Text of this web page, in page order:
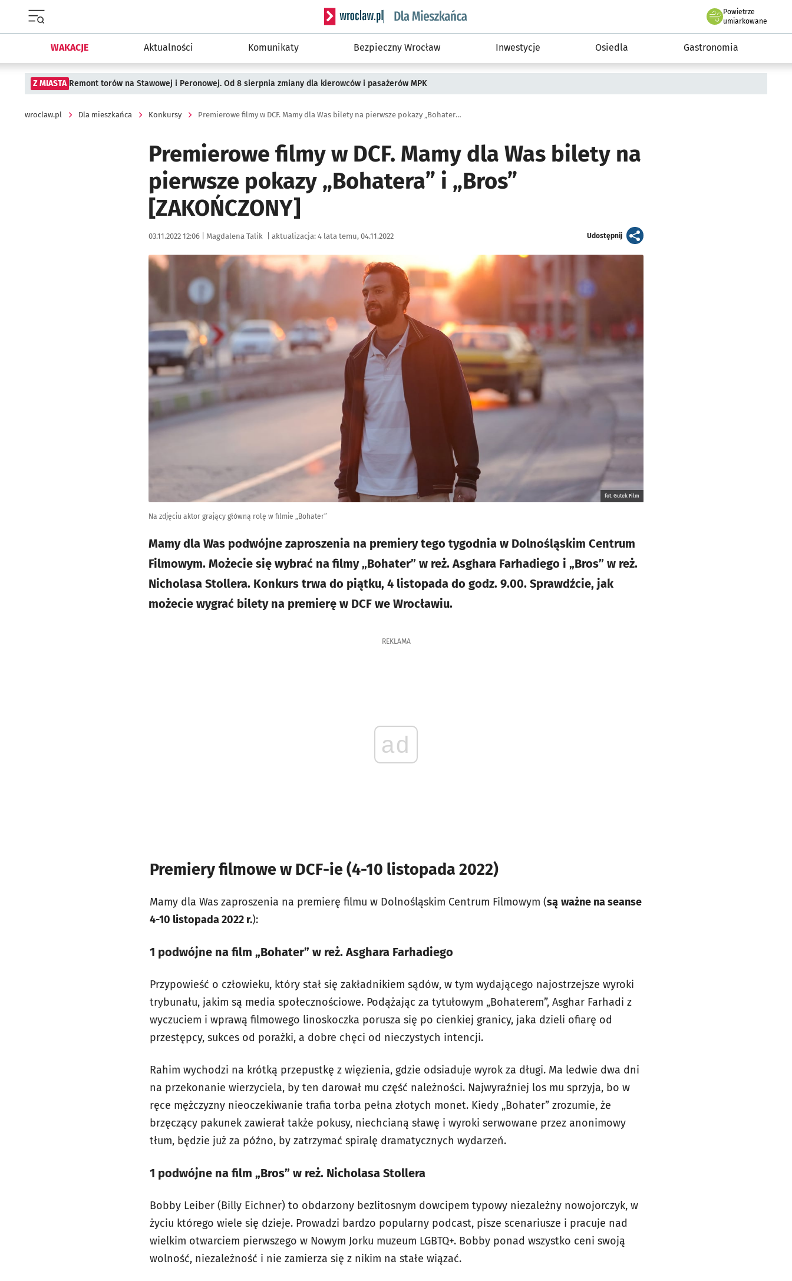
Serwis informacyjny wroclaw.pl podserwis: Dla mieszkańca
Powietrze
we Wrocławiu
umiarkowane
WAKACJE Aktualności Komunikaty Bezpieczny Wrocław Inwestycje Osiedla Gastronomia
Z MIASTA Remont torów na Stawowej i Peronowej. Od 8 sierpnia zmiany dla kierowców i pasażerów MPK
wroclaw.pl Dla mieszkańca Konkursy Premierowe filmy w DCF. Mamy dla Was bilety na pierwsze pokazy „Bohatera” i „Bros” [ZAKOŃCZONY]
Premierowe filmy w DCF. Mamy dla Was bilety na
pierwsze pokazy „Bohatera” i „Bros”
[ZAKOŃCZONY]
Data publikacji:
03.11.2022 12:06 | Autor:
Magdalena Talik aktualizacja: 4 lata temu, 04.11.2022 Udostępnijartykuł
Kliknij, aby powiększyć
fot. Gutek Film
Na zdjęciu aktor grający główną rolę w filmie „Bohater”
Mamy dla Was podwójne zaproszenia na premiery tego tygodnia w Dolnośląskim Centrum
Filmowym. Możecie się wybrać na filmy „Bohater” w reż. Asghara Farhadiego i „Bros” w reż.
Nicholasa Stollera. Konkurs trwa do piątku, 4 listopada do godz. 9.00. Sprawdźcie, jak
możecie wygrać bilety na premierę w DCF we Wrocławiu.
REKLAMA
ad
Premiery filmowe w DCF-ie (4-10 listopada 2022)
Mamy dla Was zaproszenia na premierę filmu w Dolnośląskim Centrum Filmowym (są ważne na seanse
4-10 listopada 2022 r.):
1 podwójne na film „Bohater” w reż. Asghara Farhadiego
Przypowieść o człowieku, który stał się zakładnikiem sądów, w tym wydającego najostrzejsze wyroki
trybunału, jakim są media społecznościowe. Podążając za tytułowym „Bohaterem”, Asghar Farhadi z
wyczuciem i wprawą filmowego linoskoczka porusza się po cienkiej granicy, jaka dzieli ofiarę od
przestępcy, sukces od porażki, a dobre chęci od nieczystych intencji.
Rahim wychodzi na krótką przepustkę z więzienia, gdzie odsiaduje wyrok za długi. Ma ledwie dwa dni
na przekonanie wierzyciela, by ten darował mu część należności. Najwyraźniej los mu sprzyja, bo w
ręce mężczyzny nieoczekiwanie trafia torba pełna złotych monet. Kiedy „Bohater” zrozumie, że
brzęczący pakunek zawierał także pokusy, niechcianą sławę i wyroki serwowane przez anonimowy
tłum, będzie już za późno, by zatrzymać spiralę dramatycznych wydarzeń.
1 podwójne na film „Bros” w reż. Nicholasa Stollera
Bobby Leiber (Billy Eichner) to obdarzony bezlitosnym dowcipem typowy niezależny nowojorczyk, w
życiu którego wiele się dzieje. Prowadzi bardzo popularny podcast, pisze scenariusze i pracuje nad
wielkim otwarciem pierwszego w Nowym Jorku muzeum LGBTQ+. Bobby ponad wszystko ceni swoją
wolność, niezależność i nie zamierza się z nikim na stałe wiązać.